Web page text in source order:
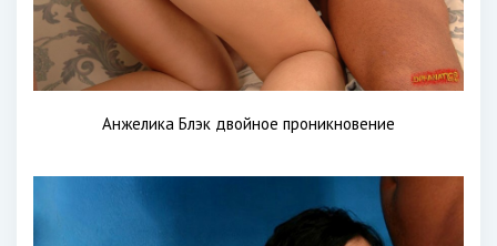
Анжелика Блэк двойное проникновение